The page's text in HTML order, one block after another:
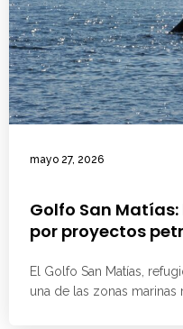
mayo 27, 2026
Golfo San
por proyectos
El Golfo San Matías,
una de las zonas marinas